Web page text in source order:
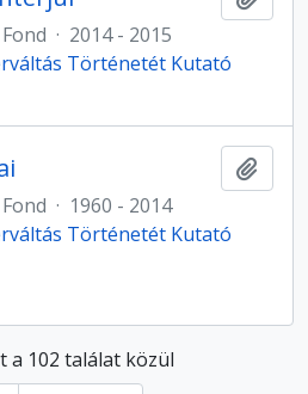
Fond · 2014 - 2015
Történetét Kutató
Fond · 1960 - 2014
Történetét Kutató
a 102 találat közül